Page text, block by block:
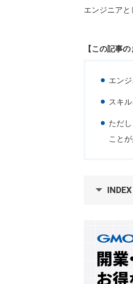
エンジニアと
【この記事の
エン
スキ
ただ
こと
INDEX